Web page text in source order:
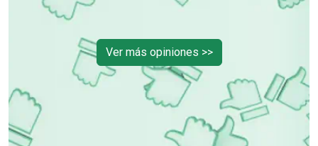
Ver más opiniones >>
OTROS NEGOCIOS